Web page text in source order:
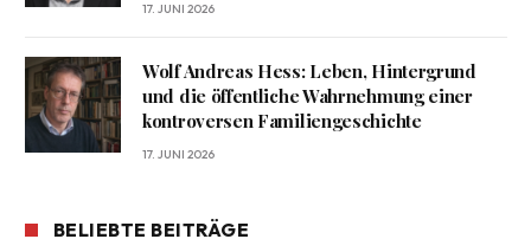
17. JUNI 2026
Wolf Andreas Hess: Leben, Hintergrund
und die öffentliche Wahrnehmung einer
kontroversen Familiengeschichte
17. JUNI 2026
BELIEBTE BEITRÄGE